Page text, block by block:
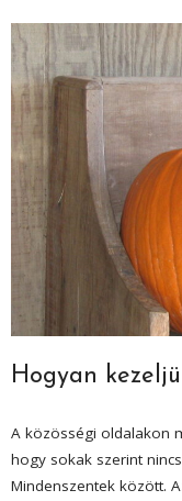
Hogyan
A közösségi oldalakon
hogy sokak szerint
Mindenszentek között.